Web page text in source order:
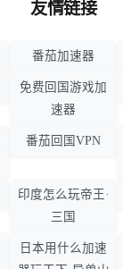
友情链接
番茄加速器
免费回国游戏加
速器
番茄回国VPN
印度怎么玩帝王·
三国
日本用什么加速